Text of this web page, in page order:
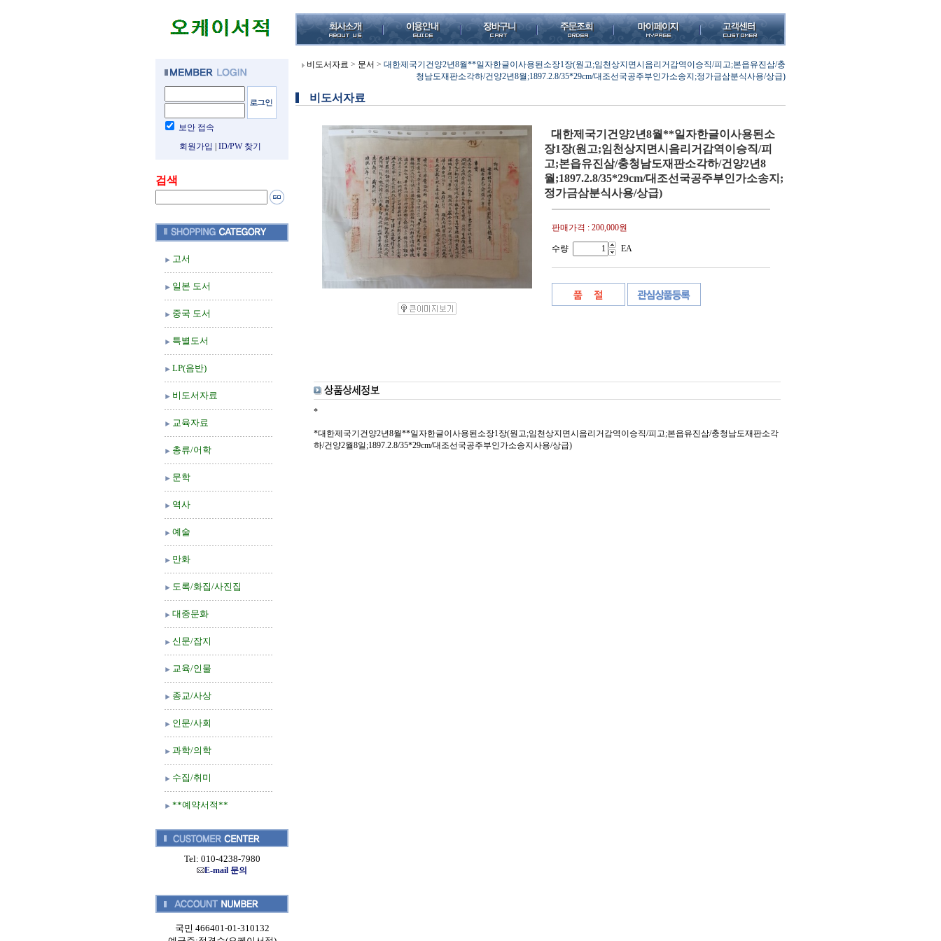
보안 접속
회원가입
ID/PW 찾기
검색
고서
일본 도서
중국 도서
특별도서
LP(음반)
비도서자료
교육자료
총류/어학
문학
역사
예술
만화
도록/화집/사진집
대중문화
신문/잡지
교육/인물
종교/사상
인문/사회
과학/의학
수집/취미
**예약서적**
Tel: 010-4238-7980
E-mail 문의
국민 466401-01-310132
비도서자료 > 문서 > 대한제국기건양2년8월**일자한글이사용된소장1장(원고;임천상지면시음리거감역이승직/피고;본읍유진삼/충
청남도재판소각하/건양2년8월;1897.2.8/35*29cm/대조선국공주부인가소송지;정가금삼분식사용/상급)
비도서자료
대한제국기건양2년8월**일자한글이사용된소
장1장(원고;임천상지면시음리거감역이승직/피
고;본읍유진삼/충청남도재판소각하/건양2년8
월;1897.2.8/35*29cm/대조선국공주부인가소송지;
정가금삼분식사용/상급)
판매가격 : 200,000원
수량 EA
*
*대한제국기건양2년8월**일자한글이사용된소장1장(원고;임천상지면시음리거감역이승직/피고;본읍유진삼/충청남도재판소각
하/건양2월8일;1897.2.8/35*29cm/대조선국공주부인가소송지사용/상급)